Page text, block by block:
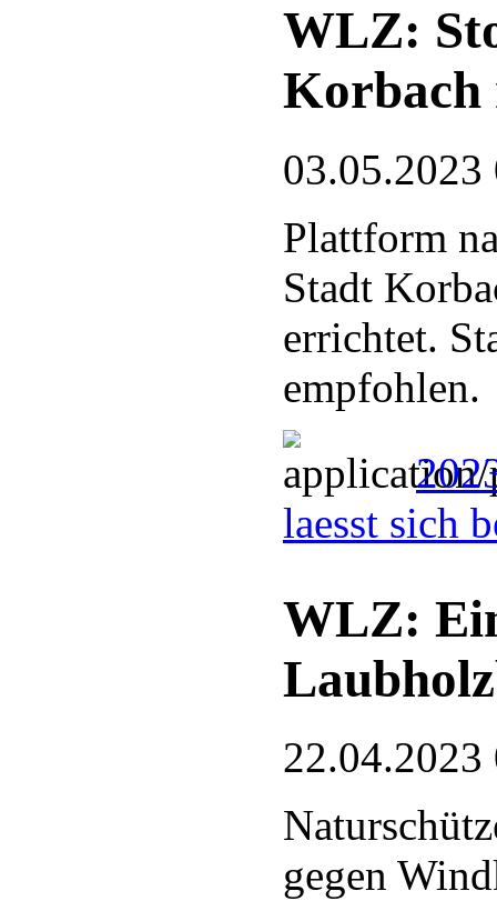
WLZ:
Korbach
03.05.2023
Plattform
Stadt
errichtet.
empfohlen.
laesst sich
WLZ:
22.04.2023
gegen